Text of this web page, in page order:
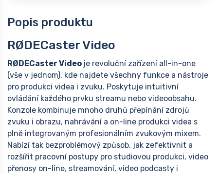
Popis produktu
RØDECaster Video
RØDECaster Video je revoluční zařízení all-in-one
(vše v jednom), kde najdete všechny funkce a nástroje
pro produkci videa i zvuku. Poskytuje intuitivní
ovládání každého prvku streamu nebo videoobsahu.
Konzole kombinuje mnoho druhů přepínání zdrojů
zvuku i obrazu, nahrávání a on-line produkci videa s
plně integrovaným profesionálním zvukovým mixem.
Nabízí tak bezproblémový způsob, jak zefektivnit a
rozšířit pracovní postupy pro studiovou produkci, video
přenosy on-line, streamování, video podcasty i